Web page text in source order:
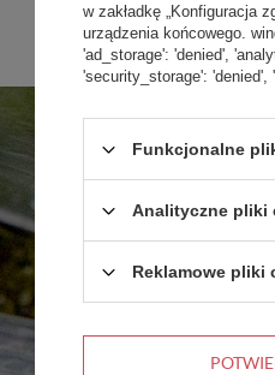
w zakładkę „Konfiguracja
urządzenia końcowego.
'ad_storage': 'denied',
'security_storage': 'denied',
Funkcjonalne
Analityczne pliki
Reklamowe pliki